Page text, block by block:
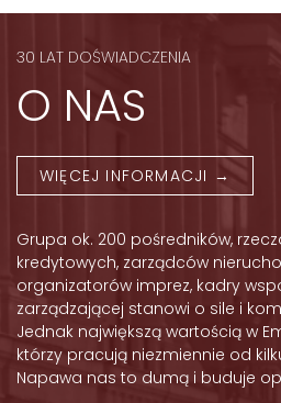
30 LAT DOŚWIADCZENIA
O NAS
WIĘCEJ INFORMACJI →
Grupa ok. 200 pośredników,
kredytowych, zarządców
organizatorów imprez, kadry
zarządzającej stanowi o sile i
Jednak największą wartością w
którzy pracują niezmiennie od
Napawa nas to dumą i buduje